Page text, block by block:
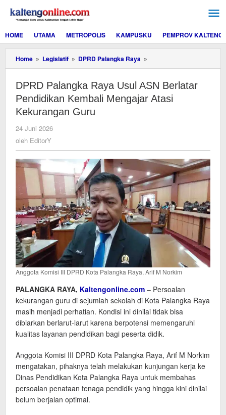
konten
HOME
UTAMA METROPOLIS KAMPUSKU PEMPROV KALTENG
Home » Legislatif » DPRD Palangka Raya »
Palangka
Usul
ASN
Berlatar
Kekurangan
Guru
DPRD Palangka Raya Usul ASN Berlatar
Pendidikan Kembali Mengajar Atasi
Kekurangan Guru
24 Juni 2026
oleh EditorY
Anggota Komisi III DPRD Kota Palangka Raya, Arif M Norkim
PALANGKA RAYA, Kaltengonline.com – Persoalan
kekurangan guru di sejumlah sekolah di Kota Palangka Raya
masih menjadi perhatian. Kondisi ini dinilai tidak bisa
dibiarkan berlarut-larut karena berpotensi memengaruhi
kualitas layanan pendidikan bagi peserta didik.
Anggota Komisi III DPRD Kota Palangka Raya, Arif M Norkim
mengatakan, pihaknya telah melakukan kunjungan kerja ke
Dinas Pendidikan Kota Palangka Raya untuk membahas
persoalan penataan tenaga pendidik yang hingga kini dinilai
belum berjalan optimal.